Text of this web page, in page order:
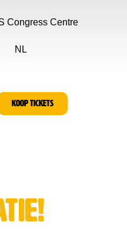
Congress Centre
NL
KOOP TICKETS